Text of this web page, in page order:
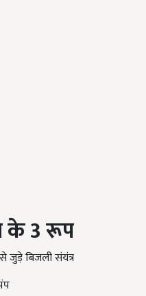
के 3 रूप
से जुड़े बिजली संयंत्र